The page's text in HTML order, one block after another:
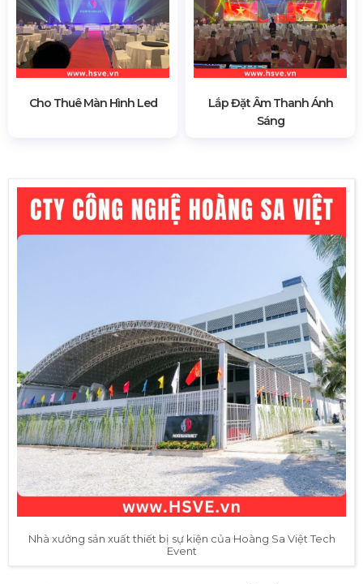
Cho Thuê Màn Hình Led
Lắp Đặt Âm Thanh Ánh
Sáng
Nhà xưởng sản xuất thiết bị sự kiện của Hoàng Sa Việt Tech
Event